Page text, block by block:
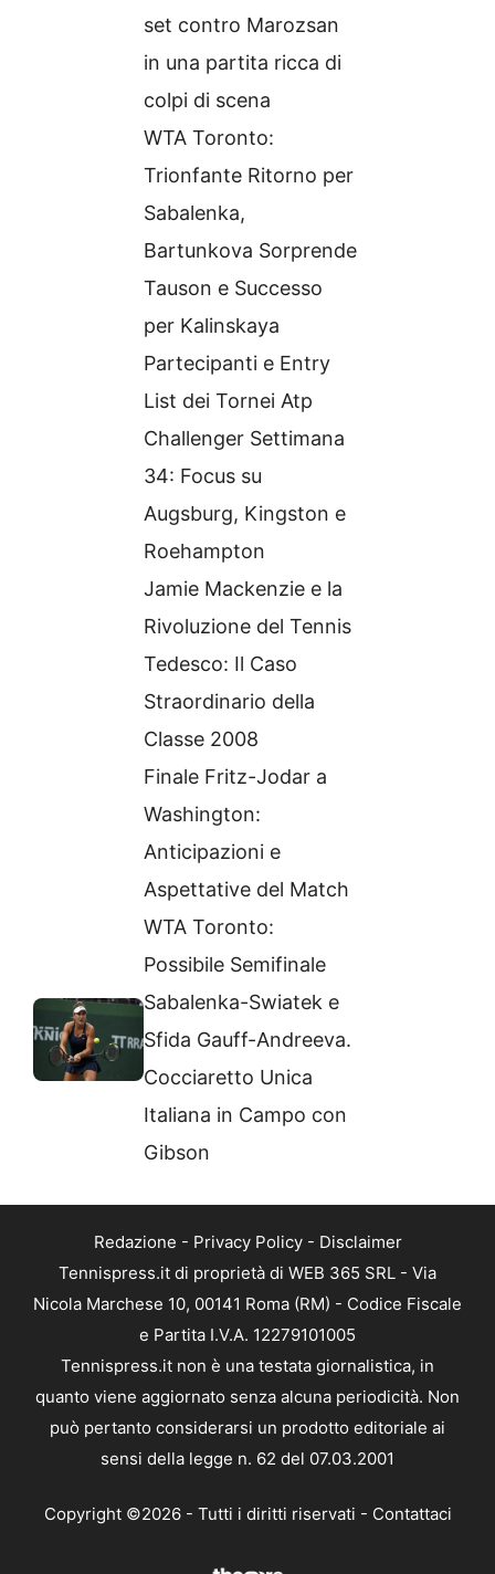
set contro Marozsan
in una partita ricca di
colpi di scena
WTA Toronto:
Trionfante Ritorno per
Sabalenka,
Bartunkova Sorprende
Tauson e Successo
per Kalinskaya
Partecipanti e Entry
List dei Tornei Atp
Challenger Settimana
34: Focus su
Augsburg, Kingston e
Roehampton
Jamie Mackenzie e la
Rivoluzione del Tennis
Tedesco: Il Caso
Straordinario della
Classe 2008
Finale Fritz-Jodar a
Washington:
Anticipazioni e
Aspettative del Match
WTA Toronto:
Possibile Semifinale
Sabalenka-Swiatek e
Sfida Gauff-Andreeva.
Cocciaretto Unica
Italiana in Campo con
Gibson
Redazione - Privacy Policy- Disclaimer
Tennispress.it di proprietà di WEB 365 SRL - Via
Nicola Marchese 10, 00141 Roma (RM) - Codice Fiscale
e Partita I.V.A. 12279101005
Tennispress.it non è una testata giornalistica, in
quanto viene aggiornato senza alcuna periodicità. Non
può pertanto considerarsi un prodotto editoriale ai
sensi della legge n. 62 del 07.03.2001
Copyright ©2026 - Tutti i diritti riservati - Contattaci